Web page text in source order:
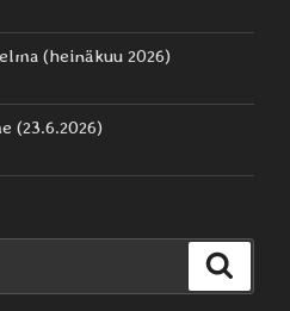
(heinäkuu 2026)
(23.6.2026)